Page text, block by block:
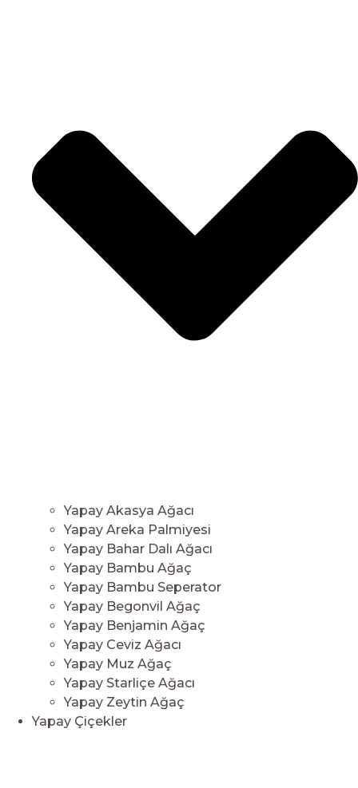
Yapay Akasya Ağacı
Yapay Areka Palmiyesi
Yapay Bahar Dalı Ağacı
Yapay Bambu Ağaç
Yapay Bambu Seperator
Yapay Begonvil Ağaç
Yapay Benjamin Ağaç
Yapay Ceviz Ağacı
Yapay Muz Ağaç
Yapay Starliçe Ağacı
Yapay Zeytin Ağaç
Yapay Çiçekler